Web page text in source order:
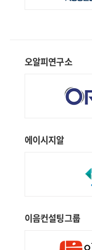
오알피연구소
에이시지알
이음컨설팅그룹